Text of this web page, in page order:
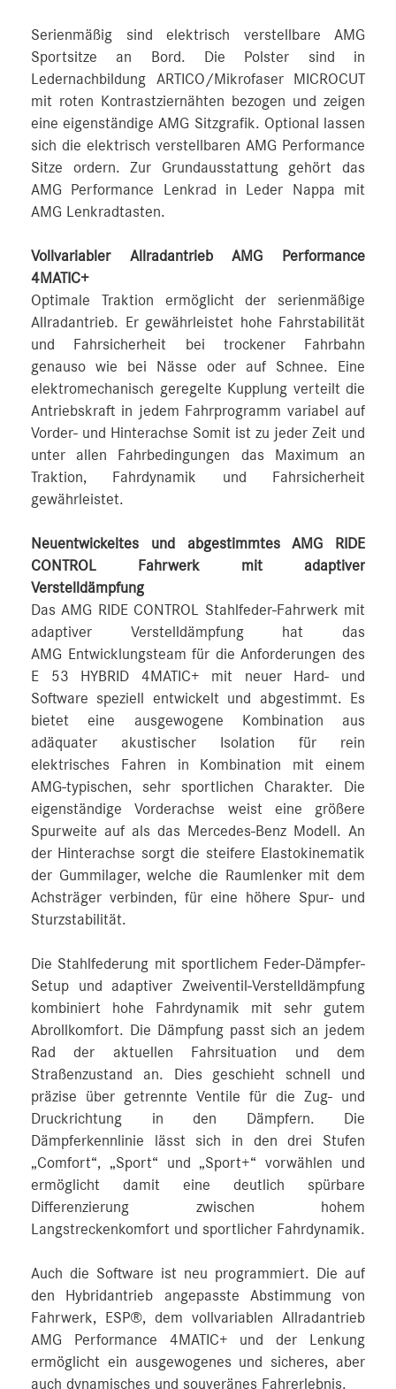
Serienmäßig sind elektrisch verstellbare AMG
Sportsitze an Bord. Die Polster sind in
Ledernachbildung ARTICO/Mikrofaser MICROCUT
mit roten Kontrastziernähten bezogen und zeigen
eine eigenständige AMG Sitzgrafik. Optional lassen
sich die elektrisch verstellbaren AMG Performance
Sitze ordern. Zur Grundausstattung gehört das
AMG Performance Lenkrad in Leder Nappa mit
AMG Lenkradtasten.
Vollvariabler Allradantrieb AMG Performance
4MATIC+
Optimale Traktion ermöglicht der serienmäßige
Allradantrieb. Er gewährleistet hohe Fahrstabilität
und Fahrsicherheit bei trockener Fahrbahn
genauso wie bei Nässe oder auf Schnee. Eine
elektromechanisch geregelte Kupplung verteilt die
Antriebskraft in jedem Fahrprogramm variabel auf
Vorder- und Hinterachse Somit ist zu jeder Zeit und
unter allen Fahrbedingungen das Maximum an
Traktion, Fahrdynamik und Fahrsicherheit
gewährleistet.
Neuentwickeltes und abgestimmtes AMG RIDE
CONTROL Fahrwerk mit adaptiver
Verstelldämpfung
Das AMG RIDE CONTROL Stahlfeder-Fahrwerk mit
adaptiver Verstelldämpfung hat das
AMG Entwicklungsteam für die Anforderungen des
E 53 HYBRID 4MATIC+ mit neuer Hard- und
Software speziell entwickelt und abgestimmt. Es
bietet eine ausgewogene Kombination aus
adäquater akustischer Isolation für rein
elektrisches Fahren in Kombination mit einem
AMG-typischen, sehr sportlichen Charakter. Die
eigenständige Vorderachse weist eine größere
Spurweite auf als das Mercedes-Benz Modell. An
der Hinterachse sorgt die steifere Elastokinematik
der Gummilager, welche die Raumlenker mit dem
Achsträger verbinden, für eine höhere Spur- und
Sturzstabilität.
Die Stahlfederung mit sportlichem Feder-Dämpfer-
Setup und adaptiver Zweiventil-Verstelldämpfung
kombiniert hohe Fahrdynamik mit sehr gutem
Abrollkomfort. Die Dämpfung passt sich an jedem
Rad der aktuellen Fahrsituation und dem
Straßenzustand an. Dies geschieht schnell und
präzise über getrennte Ventile für die Zug- und
Druckrichtung in den Dämpfern. Die
Dämpferkennlinie lässt sich in den drei Stufen
„Comfort“, „Sport“ und „Sport+“ vorwählen und
ermöglicht damit eine deutlich spürbare
Differenzierung zwischen hohem
Langstreckenkomfort und sportlicher Fahrdynamik.
Auch die Software ist neu programmiert. Die auf
den Hybridantrieb angepasste Abstimmung von
Fahrwerk, ESP®, dem vollvariablen Allradantrieb
AMG Performance 4MATIC+ und der Lenkung
ermöglicht ein ausgewogenes und sicheres, aber
auch dynamisches und souveränes Fahrerlebnis.